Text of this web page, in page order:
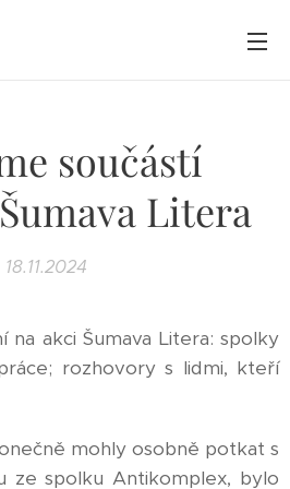
součástí
Litera
18.11.2024
na akci Šumava Litera: spolky
rozhovory s lidmi, kteří
mohly osobně potkat s
ze spolku Antikomplex, bylo